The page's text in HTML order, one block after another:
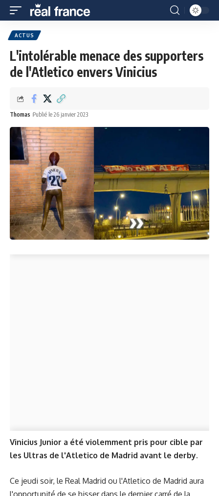
ACTUS
L'intolérable menace des supporters
de l'Atletico envers Vinicius
Thomas Publié le 26 janvier 2023
Vinicius Junior a été violemment pris pour cible par
les Ultras de l'Atletico de Madrid avant le derby.
Ce jeudi soir, le Real Madrid ou l'Atletico de Madrid aura
l'opportunité de se hisser dans le dernier carré de la